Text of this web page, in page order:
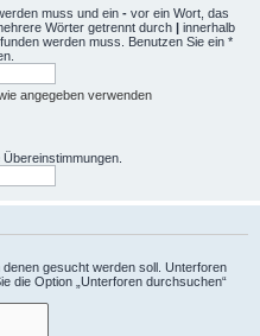
muss und ein - vor ein Wort, das
Wörter getrennt durch | innerhalb
werden muss. Benutzen Sie ein *
angegeben verwenden
gesucht werden soll. Unterforen
die Option „Unterforen durchsuchen“